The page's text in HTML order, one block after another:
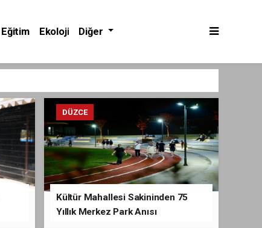
Eğitim Ekoloji Diğer
DÜZCE
Kültür Mahallesi Sakininden 75
Yıllık Merkez Park Anısı